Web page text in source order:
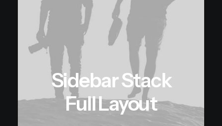
Sidebar Stack
Full Layout